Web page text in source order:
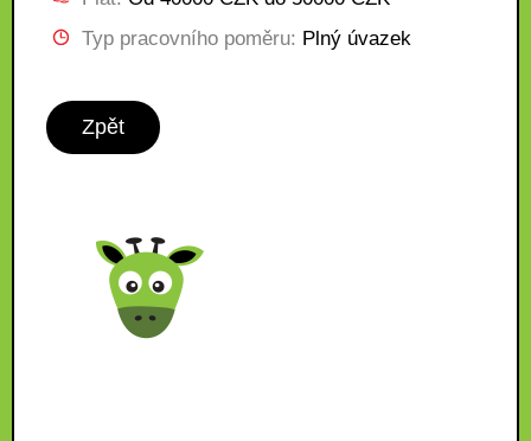
Typ pracovního poměru: Plný úvazek
Zpět